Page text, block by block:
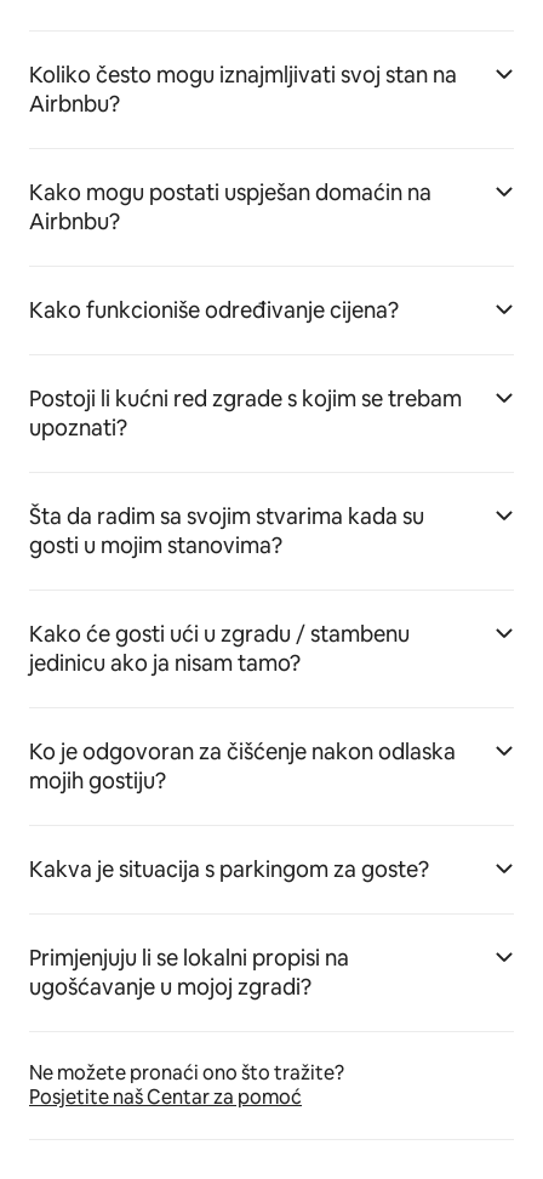
Koliko često mogu iznajmljivati svoj stan na
Airbnbu?
Kako mogu postati uspješan domaćin na
Airbnbu?
Kako funkcioniše određivanje cijena?
Postoji li kućni red zgrade s kojim se trebam
upoznati?
Šta da radim sa svojim stvarima kada su
gosti u mojim stanovima?
Kako će gosti ući u zgradu / stambenu
jedinicu ako ja nisam tamo?
Ko je odgovoran za čišćenje nakon odlaska
mojih gostiju?
Kakva je situacija s parkingom za goste?
Primjenjuju li se lokalni propisi na
ugošćavanje u mojoj zgradi?
Ne možete pronaći ono što tražite?
Posjetite naš Centar za pomoć